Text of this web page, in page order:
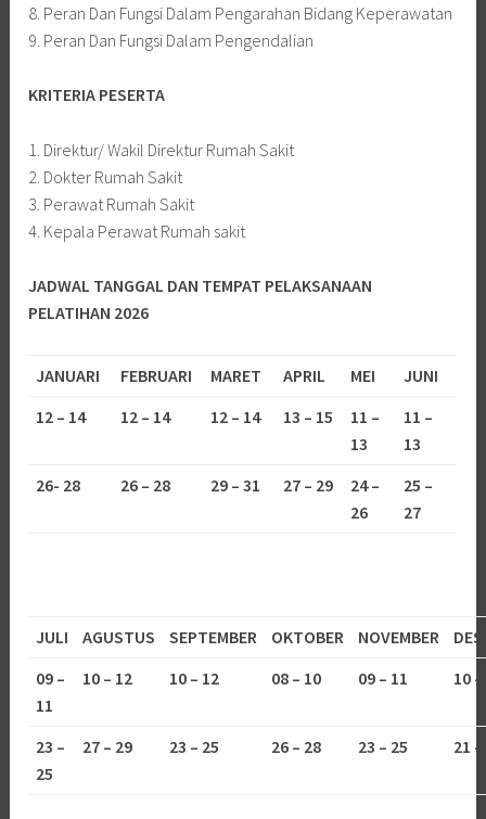
8. Peran Dan Fungsi Dalam Pengarahan Bidang Keperawatan
9. Peran Dan Fungsi Dalam Pengendalian
KRITERIA PESERTA
1. Direktur/ Wakil Direktur Rumah Sakit
2. Dokter Rumah Sakit
3. Perawat Rumah Sakit
4. Kepala Perawat Rumah sakit
JADWAL TANGGAL DAN TEMPAT PELAKSANAAN
PELATIHAN 2026
JANUARI FEBRUARI MARET APRIL MEI
JUNI
12 – 14
12 – 14 12 – 14 13 – 15
11 –
13
11 –
13
26- 28
26 – 28 29 – 31 27 – 29
24 –
26
25 –
27
JULI AGUSTUS SEPTEMBER OKTOBER NOVEMBER
09 –
11
10 – 12 10 – 12 08 – 10 09 – 11 10
23 –
25
27 – 29 23 – 25 26 – 28 23 – 25 21